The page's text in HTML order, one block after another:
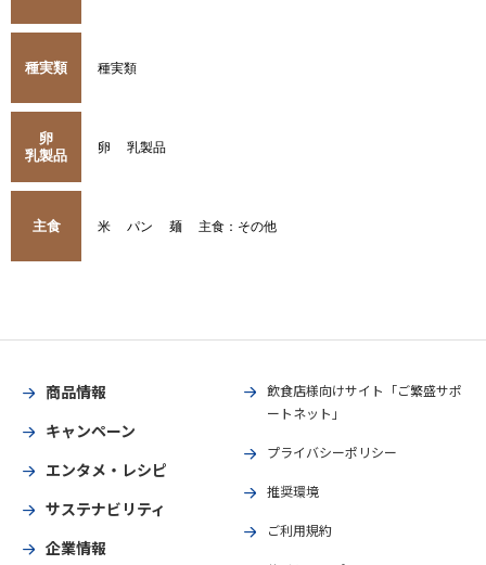
種実類 種実類
卵
乳製品
卵 乳製品
主食 米 パン 麺 主食：その他
商品情報
キャンペーン
エンタメ・レシピ
サステナビリティ
企業情報
飲食店様向けサイト「ご繁盛サポ
ートネット」
プライバシーポリシー
推奨環境
ご利用規約